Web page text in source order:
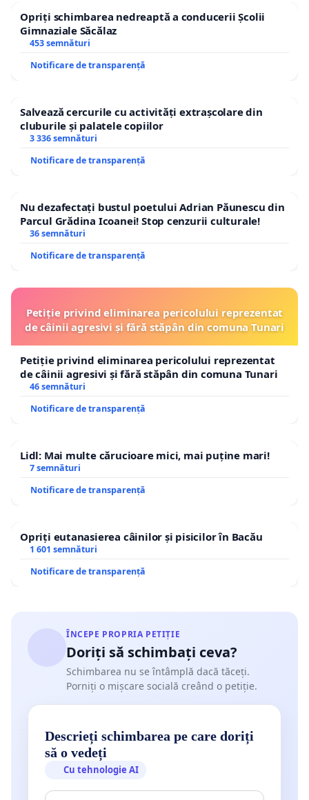
Opriți schimbarea nedreaptă a conducerii Școlii
Gimnaziale Săcălaz
453 semnături
Notificare de transparență
Salvează cercurile cu activități extrașcolare din
cluburile și palatele copiilor
3 336 semnături
Notificare de transparență
Nu dezafectați bustul poetului Adrian Păunescu din
Parcul Grădina Icoanei! Stop cenzurii culturale!
36 semnături
Notificare de transparență
Petiție privind eliminarea pericolului reprezentat
de câinii agresivi și fără stăpân din comuna Tunari
Petiție privind eliminarea pericolului reprezentat
de câinii agresivi și fără stăpân din comuna Tunari
46 semnături
Notificare de transparență
Lidl: Mai multe cărucioare mici, mai puține mari!
7 semnături
Notificare de transparență
Opriți eutanasierea câinilor și pisicilor în Bacău
1 601 semnături
Notificare de transparență
ÎNCEPE PROPRIA PETIȚIE
Doriți să schimbați ceva?
Schimbarea nu se întâmplă dacă tăceți.
Porniți o mișcare socială creând o petiție.
Descrieți schimbarea pe care doriți
să o vedeți
Cu tehnologie AI